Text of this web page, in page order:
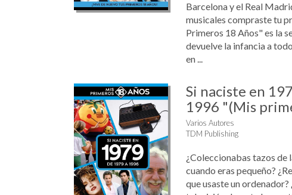
Barcelona y el Real
musicales compraste tu
Primeros 18 Años" es la
devuelve la infancia a
en ...
Si naciste en
1996 "(Mis
Varios Autores
TDM Publishing
¿Coleccionabas tazos de
cuando eras pequeño?
que usaste un